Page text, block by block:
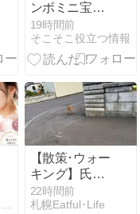
ンボミニ宝く
じ】第1116回
2026年8/12当
選番号発表
19時間前
そこそこ役立つ情報
【散策･ウォー
キング】氏神
参拝～夏モフ
との遭遇
22時間前
札幌Eatful･Life